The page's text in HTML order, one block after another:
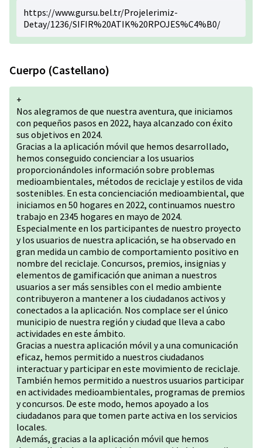
https://www.gursu.bel.tr/Projelerimiz-
Detay/1236/SIFIR%20ATIK%20RPOJES%C4%B0/
Cuerpo (Castellano)
+
Nos alegramos de que nuestra aventura, que iniciamos
con pequeños pasos en 2022, haya alcanzado con éxito
sus objetivos en 2024.
Gracias a la aplicación móvil que hemos desarrollado,
hemos conseguido concienciar a los usuarios
proporcionándoles información sobre problemas
medioambientales, métodos de reciclaje y estilos de vida
sostenibles. En esta concienciación medioambiental, que
iniciamos en 50 hogares en 2022, continuamos nuestro
trabajo en 2345 hogares en mayo de 2024.
Especialmente en los participantes de nuestro proyecto
y los usuarios de nuestra aplicación, se ha observado en
gran medida un cambio de comportamiento positivo en
nombre del reciclaje. Concursos, premios, insignias y
elementos de gamificación que animan a nuestros
usuarios a ser más sensibles con el medio ambiente
contribuyeron a mantener a los ciudadanos activos y
conectados a la aplicación. Nos complace ser el único
municipio de nuestra región y ciudad que lleva a cabo
actividades en este ámbito.
Gracias a nuestra aplicación móvil y a una comunicación
eficaz, hemos permitido a nuestros ciudadanos
interactuar y participar en este movimiento de reciclaje.
También hemos permitido a nuestros usuarios participar
en actividades medioambientales, programas de premios
y concursos. De este modo, hemos apoyado a los
ciudadanos para que tomen parte activa en los servicios
locales.
Además, gracias a la aplicación móvil que hemos